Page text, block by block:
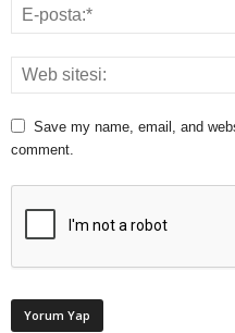
Save my name, email, and
comment.